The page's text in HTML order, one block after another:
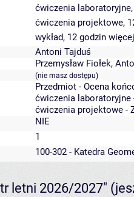
ćwiczenia
ćwiczenia projektowe,
wykład, 12 godzin
Antoni Tajduś
Przemysław Fiołek,
(nie masz dostępu)
Przedmiot - Ocena
ćwiczenia laboratoryjne
ćwiczenia projektowe -
NIE
1
100-302 - Katedra
letni 2026/2027"